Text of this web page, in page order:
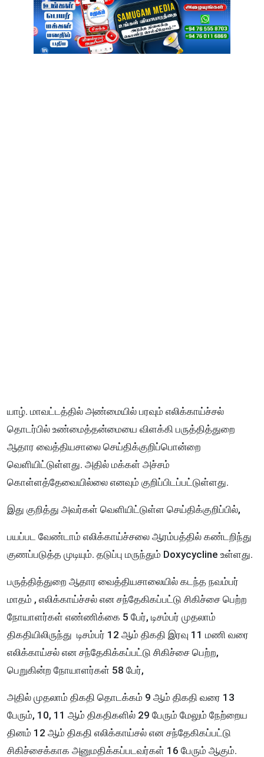
யாழ். மாவட்டத்தில் அண்மையில் பரவும் எலிக்காய்ச்சல்
தொடர்பில் உண்மைத்தன்மையை விளக்கி பருத்தித்துறை
ஆதார வைத்தியசாலை செய்திக்குறிப்பொன்றை
வெளியிட்டுள்ளது. அதில் மக்கள் அச்சம்
கொள்ளத்தேவையில்லை எனவும் குறிப்பிடப்பட்டுள்ளது.
இது குறித்து அவர்கள் வெளியிட்டுள்ள செய்திக்குறிப்பில்,
பயப்பட வேண்டாம் எலிக்காய்ச்சலை ஆரம்பத்தில் கண்டறிந்து
குணப்படுத்த முடியும். தடுப்பு மருந்தும் Doxycycline உள்ளது.
பருத்தித்துறை ஆதார வைத்தியசாலையில் கடந்த நவம்பர்
மாதம் , எலிக்காய்ச்சல் என சந்தேகிகப்பட்டு சிகிச்சை பெற்ற
நோயாளர்கள் எண்ணிக்கை 5 பேர், டிசம்பர் முதலாம்
திகதியிலிருந்து டிசம்பர் 12 ஆம் திகதி இரவு 11 மணி வரை
எலிக்காய்சல் என சந்தேகிக்கப்பட்டு சிகிச்சை பெற்ற,
பெறுகின்ற நோயாளர்கள் 58 பேர்,
அதில் முதலாம் திகதி தொடக்கம் 9 ஆம் திகதி வரை 13
பேரும், 10, 11 ஆம் திகதிகளில் 29 பேரும் மேலும் நேற்றைய
தினம் 12 ஆம் திகதி எலிக்காய்சல் என சந்தேகிகப்பட்டு
சிகிச்சைக்காக அனுமதிக்கப்படவர்கள் 16 பேரும் ஆகும்.